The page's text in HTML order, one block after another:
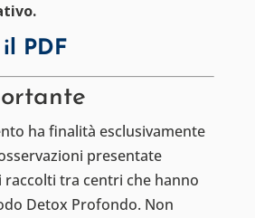
il PDF
ha finalità esclusivamente
presentate
raccolti tra centri che hanno
Detox Profondo. Non